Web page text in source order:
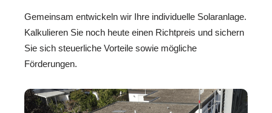
Gemeinsam entwickeln wir Ihre individuelle Solaranlage.
Kalkulieren Sie noch heute einen Richtpreis und sichern
Sie sich steuerliche Vorteile sowie mögliche
Förderungen.